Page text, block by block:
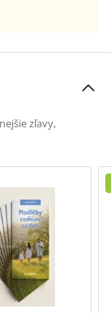
zľavy,